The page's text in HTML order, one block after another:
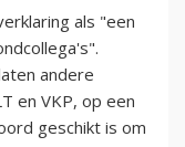
als "een
andere
en VKP, op een
geschikt is om